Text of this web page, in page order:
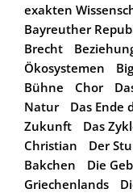
exakten
Bayreuther
Brecht
Ökosystemen
Bühne
Chor
Natur
Das Ende
Zukunft
Das
Christian
Der
Bakchen
Die
Griechenlands